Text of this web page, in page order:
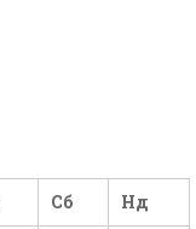
Сб Нд